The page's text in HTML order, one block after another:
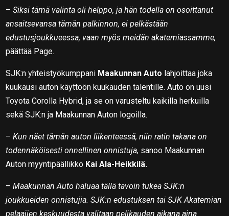
–Siksi tämä valinta oli helppo, ja hän todella on osoittanut
ansaitsevansa tämän palkinnon, ei pelkästään
edustusjoukkueessa, vaan myös meidän akatemiassamme,
päättää Page.
SJK:n yhteistyökumppani Maakunnan Auto lahjoittaa joka
kuukausi auton käyttöön kuukauden talentille. Auto on uusi
Toyota Corolla Hybrid, ja se on varusteltu kaikilla herkuilla
sekä SJK:n ja Maakunnan Auton logoilla.
–Kun näet tämän auton liikenteessä, niin ratin takana on
todennäköisesti onnellinen onnistuja, sanoo Maakunnan
Auton myyntipäällikkö Kai Ala-Heikkilä.
–Maakunnan Auto haluaa tällä tavoin tukea SJK:n
joukkueiden onnistujia. SJK:n edustuksen tai SJK Akatemian
pelaajien keskuudesta valitaan pelikauden aikana aina